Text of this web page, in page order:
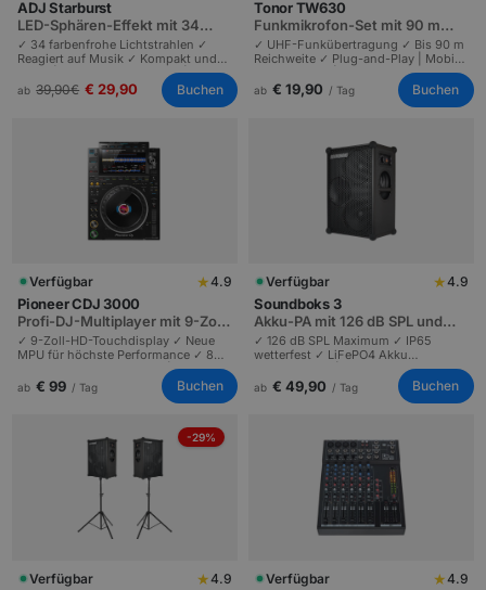
ADJ Starburst
LED-Sphären-Effekt mit 34
Lichtstrahlen
✓ 34 farbenfrohe Lichtstrahlen ✓
Reagiert auf Musik ✓ Kompakt und
mobil | Ideal für Tanzflächen | Plug-
and-Play oder per DMX steuerbar.
ab 39,90€ € 29,90 Buchen
Tonor TW630
Funkmikrofon-Set mit 90 m
Reichweite
✓ UHF-Funkübertragung ✓ Bis 90 m
Reichweite ✓ Plug-and-Play | Mobile
Profi-Lösung | Sprache und Gesang
bis 200 Personen.
ab € 19,90 / Tag Buchen
Verfügbar ★4.9
Pioneer CDJ 3000
Profi-DJ-Multiplayer mit 9-Zoll-
Touchdisplay
✓ 9-Zoll-HD-Touchdisplay ✓ Neue
MPU für höchste Performance ✓ 8
Hot Cues und Touch-Cue |
Industriestandard für Profi-DJs |
Festivals und Clubs.
ab € 99 / Tag Buchen
Verfügbar ★4.9
Soundboks 3
Akku-PA mit 126 dB SPL und
IP65-Schutz
✓ 126 dB SPL Maximum ✓ IP65
wetterfest ✓ LiFePO4 Akku
transportabler Lautsprecher |
Festivals, Demos, Strand-Partys.
ab € 49,90 / Tag Buchen
-29%
Verfügbar ★4.9 Verfügbar ★4.9